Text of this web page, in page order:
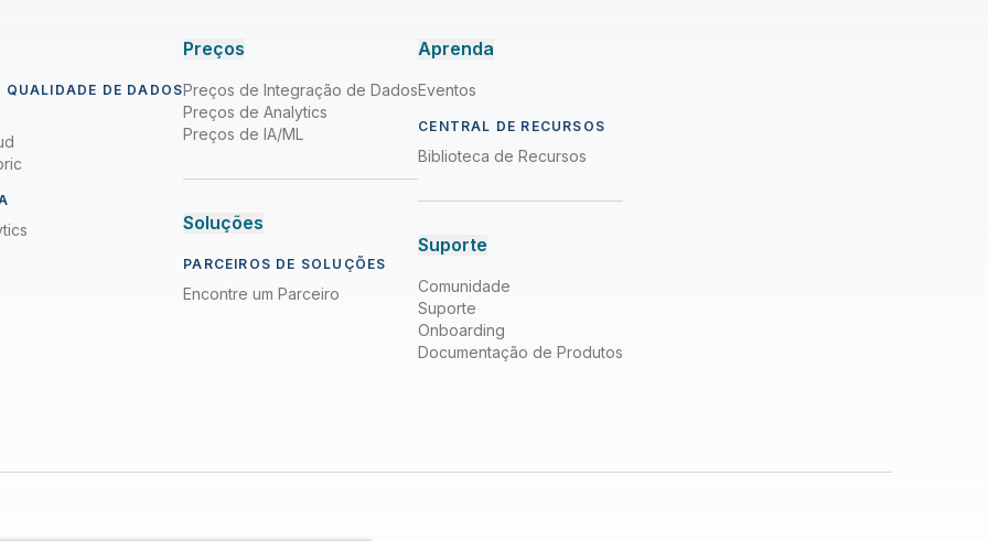
QUALIDADE DE DADOS
Preços
Preços de Integração de Dados
Preços de Analytics
Preços de IA/ML
Soluções
PARCEIROS DE SOLUÇÕES
Encontre um Parceiro
Aprenda
Eventos
CENTRAL DE RECURSOS
Biblioteca de Recursos
Suporte
Comunidade
Suporte
Onboarding
Documentação de Produtos